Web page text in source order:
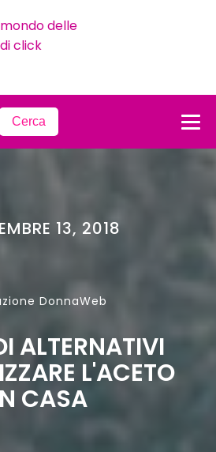
13, 2018
DonnaWeb
ALTERNATIVI
L'ACETO
CASA